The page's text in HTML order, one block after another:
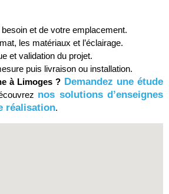
et de votre emplacement.
les matériaux et l’éclairage.
et validation du projet.
puis livraison ou installation.
à Limoges ? Demandez une étude
nos solutions d’enseignes
réalisation.